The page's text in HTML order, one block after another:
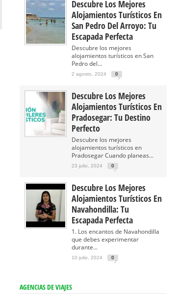
Descubre Los Mejores
Alojamientos Turísticos En
San Pedro Del Arroyo: Tu
Escapada Perfecta
Descubre los mejores
alojamientos turísticos en San
Pedro del...
2 agosto, 2024 0
Descubre Los Mejores
Alojamientos Turísticos En
Pradosegar: Tu Destino
Perfecto
Descubre los mejores
alojamientos turísticos en
Pradosegar Cuando planeas...
23 julio, 2024 0
Descubre Los Mejores
Alojamientos Turísticos En
Navahondilla: Tu
Escapada Perfecta
1. Los encantos de Navahondilla
que debes experimentar
durante...
10 julio, 2024 0
AGENCIAS DE VIAJES